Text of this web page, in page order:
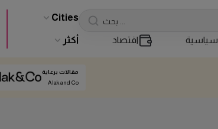
Cities
سياسية اقتصاد أكثر
مقالات برعاية
Alak and Co